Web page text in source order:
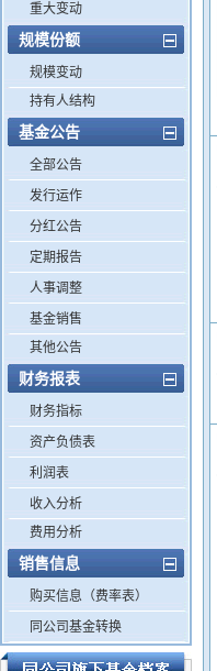
重大变动
规模份额
规模变动
持有人结构
基金公告
全部公告
发行运作
分红公告
定期报告
人事调整
基金销售
其他公告
财务报表
财务指标
资产负债表
利润表
收入分析
费用分析
销售信息
购买信息（费率表）
同公司基金转换